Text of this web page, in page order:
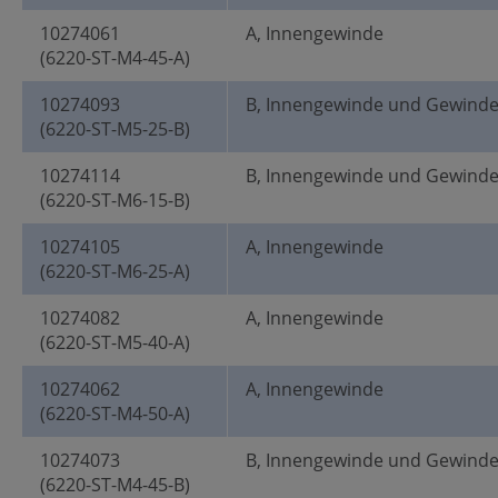
10274061
(6220-ST-M4-45-A)
A, Innengewinde
10274093
(6220-ST-M5-25-B)
B, Innengewinde und
10274114
(6220-ST-M6-15-B)
B, Innengewinde und
10274105
(6220-ST-M6-25-A)
A, Innengewinde
10274082
(6220-ST-M5-40-A)
A, Innengewinde
10274062
(6220-ST-M4-50-A)
A, Innengewinde
10274073
(6220-ST-M4-45-B)
B, Innengewinde und